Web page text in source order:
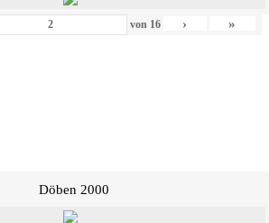
von 16 › »
Döben 2000